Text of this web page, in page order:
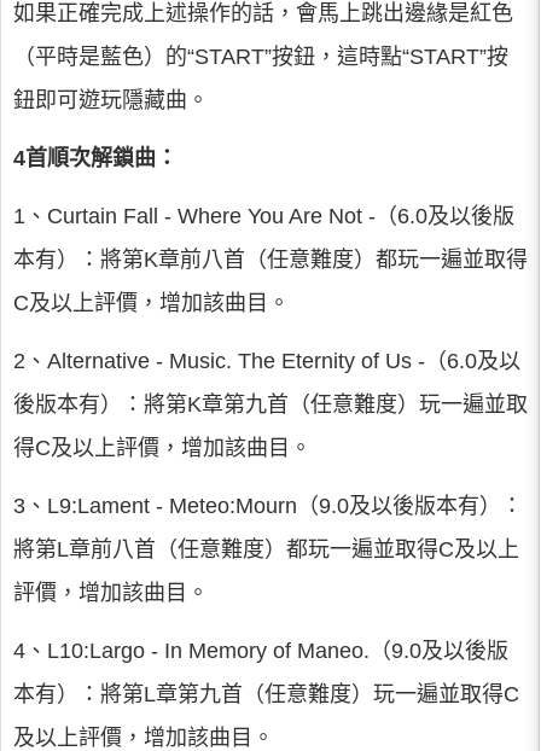
如果正確完成上述操作的話，會馬上跳出邊緣是紅色
（平時是藍色）的“START”按鈕，這時點“START”按
鈕即可遊玩隱藏曲。
4首順次解鎖曲：
1、Curtain Fall - Where You Are Not -（6.0及以後版
本有）：將第K章前八首（任意難度）都玩一遍並取得
C及以上評價，增加該曲目。
2、Alternative - Music. The Eternity of Us -（6.0及以
後版本有）：將第K章第九首（任意難度）玩一遍並取
得C及以上評價，增加該曲目。
3、L9:Lament - Meteo:Mourn（9.0及以後版本有）：
將第L章前八首（任意難度）都玩一遍並取得C及以上
評價，增加該曲目。
4、L10:Largo - In Memory of Maneo.（9.0及以後版
本有）：將第L章第九首（任意難度）玩一遍並取得C
及以上評價，增加該曲目。